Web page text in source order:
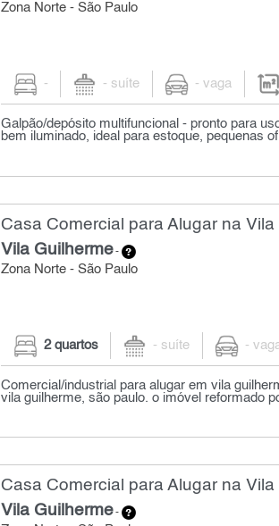
Zona Norte - São Paulo
- - suíte - vaga
Galpão/depósito multifuncional - pronto para
bem iluminado, ideal para estoque, pequenas
Casa Comercial para Alugar na
Vila Guilherme-
Zona Norte - São Paulo
2 quartos - suíte -
Comercial/industrial para alugar em vila
vila guilherme, são paulo. o imóvel reformado
Casa Comercial para Alugar na
Vila Guilherme-